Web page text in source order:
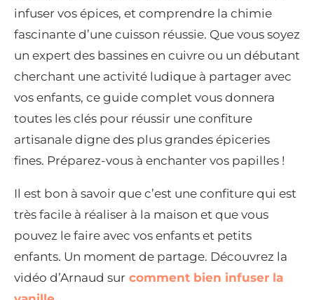
infuser vos épices, et comprendre la chimie
fascinante d’une cuisson réussie. Que vous soyez
un expert des bassines en cuivre ou un débutant
cherchant une activité ludique à partager avec
vos enfants, ce guide complet vous donnera
toutes les clés pour réussir une confiture
artisanale digne des plus grandes épiceries
fines. Préparez-vous à enchanter vos papilles !
Il est bon à savoir que c’est une confiture qui est
très facile à réaliser à la maison et que vous
pouvez le faire avec vos enfants et petits
enfants. Un moment de partage. Découvrez la
vidéo d’Arnaud sur comment bien infuser la